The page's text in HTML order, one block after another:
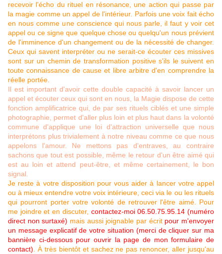
recevoir l'écho du rituel en résonance, une action qui passe par
la magie comme un appel de l'intérieur. Parfois une voix fait écho
en nous comme une conscience qui nous parle, il faut y voir cet
appel ou ce signe que quelque chose ou quelqu'un nous prévient
de l'imminence d'un changement ou de la nécessité de changer.
Ceux qui savent interpréter ou ne serait-ce écouter ces missives
sont sur un chemin de transformation positive s'ils le suivent en
toute connaissance de cause et libre arbitre d'en comprendre la
réelle portée.
Il est important d'avoir cette double capacité à savoir lancer un
appel et écouter ceux qui sont en nous, la Magie dispose de cette
fonction amplificatrice qui, de par ses rituels ciblés et une simple
photographie, permet d'aller plus loin et plus haut dans la volonté
commune d'applique une loi d'attraction universelle que nous
interprétons plus trivialement à notre niveau comme ce que nous
appelons l'amour. Ne mettons pas d'entraves, au contraire
sachons que tout est possible, même le retour d'un être aimé qui
est au loin et attend peut-être, et même certainement, le bon
signal.
Je reste à votre disposition pour vous aider à lancer votre appel
ou à mieux entendre votre voix intérieure, ceci via le ou les rituels
qui pourront porter votre volonté de retrouver l'être aimé. Pour
me joindre et en discuter, contactez-moi 06.50.75.95.14 (numéro
direct non surtaxé) mais aussi joignable par écrit pour m'envoyer
un message explicatif de votre situation (merci de cliquer sur ma
bannière ci-dessous pour ouvrir la page de mon formulaire de
contact) . À très bientôt et sachez ne pas renoncer, aller jusqu'au